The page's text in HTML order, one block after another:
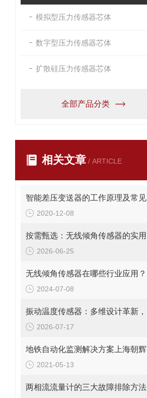
模拟型压力传感器芯体
数字型压力传感器芯体
扩散硅压力传感器芯体
全部产品分类
相关文章 / ARTICLE
2020-12-08
2026-06-25
无线倾角传感器在哪些行业应用？
2024-07-08
2026-07-17
2021-05-13
两相流流量计的三大故障排除方法